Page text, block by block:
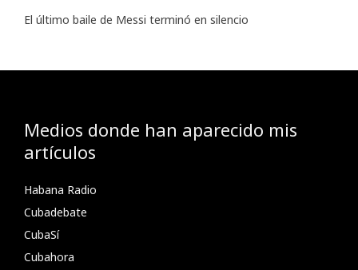
El último baile de Messi terminó en silencio
Medios donde han aparecido mis
artículos
Habana Radio
Cubadebate
CubaSí
Cubahora